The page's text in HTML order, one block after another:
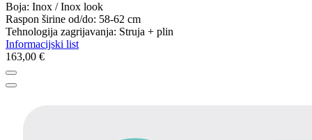
Boja: Inox / Inox look
Raspon širine od/do: 58-62 cm
Tehnologija zagrijavanja: Struja + plin
Informacijski list
163,00 €